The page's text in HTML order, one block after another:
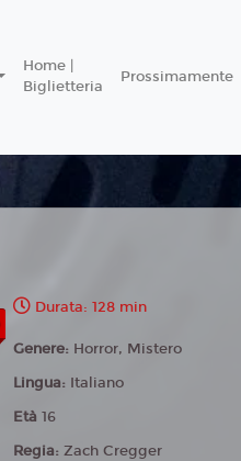
Home |
Biglietteria
Prossimamente
Durata: 128 min
Genere: Horror, Mistero
Lingua: Italiano
Età16
Regia:Zach Cregger